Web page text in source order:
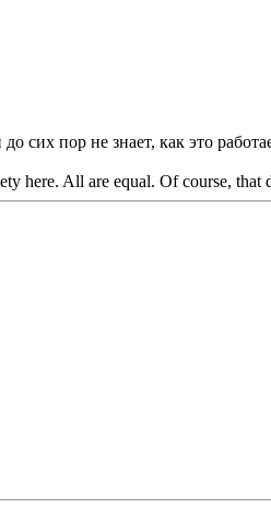
сих пор не знает, как это
here. All are equal. Of course,